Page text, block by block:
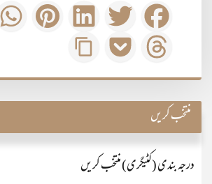
منتخب کریں
درجہ بندی (کٹیگری) منتخب کریں